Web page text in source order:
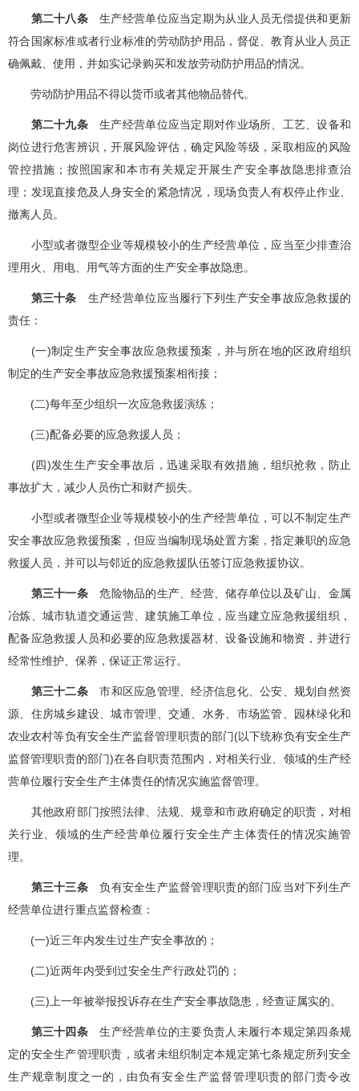
第二十八条生产经营单位应当定期为从业人员无偿提供和更新
符合国家标准或者行业标准的劳动防护用品，督促、教育从业人员正
确佩戴、使用，并如实记录购买和发放劳动防护用品的情况。
劳动防护用品不得以货币或者其他物品替代。
第二十九条生产经营单位应当定期对作业场所、工艺、设备和
岗位进行危害辨识，开展风险评估，确定风险等级，采取相应的风险
管控措施；按照国家和本市有关规定开展生产安全事故隐患排查治
理；发现直接危及人身安全的紧急情况，现场负责人有权停止作业、
撤离人员。
小型或者微型企业等规模较小的生产经营单位，应当至少排查治
理用火、用电、用气等方面的生产安全事故隐患。
第三十条 生产经营单位应当履行下列生产安全事故应急救援的
责任：
(一)制定生产安全事故应急救援预案，并与所在地的区政府组织
制定的生产安全事故应急救援预案相衔接；
(二)每年至少组织一次应急救援演练；
(三)配备必要的应急救援人员；
(四)发生生产安全事故后，迅速采取有效措施，组织抢救，防止
事故扩大，减少人员伤亡和财产损失。
小型或者微型企业等规模较小的生产经营单位，可以不制定生产
安全事故应急救援预案，但应当编制现场处置方案，指定兼职的应急
救援人员，并可以与邻近的应急救援队伍签订应急救援协议。
第三十一条危险物品的生产、经营、储存单位以及矿山、金属
冶炼、城市轨道交通运营、建筑施工单位，应当建立应急救援组织，
配备应急救援人员和必要的应急救援器材、设备设施和物资，并进行
经常性维护、保养，保证正常运行。
第三十二条市和区应急管理、经济信息化、公安、规划自然资
源、住房城乡建设、城市管理、交通、水务、市场监管、园林绿化和
农业农村等负有安全生产监督管理职责的部门(以下统称负有安全生产
监督管理职责的部门)在各自职责范围内，对相关行业、领域的生产经
营单位履行安全生产主体责任的情况实施监督管理。
其他政府部门按照法律、法规、规章和市政府确定的职责，对相
关行业、领域的生产经营单位履行安全生产主体责任的情况实施管
理。
第三十三条负有安全生产监督管理职责的部门应当对下列生产
经营单位进行重点监督检查：
(一)近三年内发生过生产安全事故的；
(二)近两年内受到过安全生产行政处罚的；
(三)上一年被举报投诉存在生产安全事故隐患，经查证属实的。
第三十四条生产经营单位的主要负责人未履行本规定第四条规
定的安全生产管理职责，或者未组织制定本规定第七条规定所列安全
生产规章制度之一的，由负有安全生产监督管理职责的部门责令改